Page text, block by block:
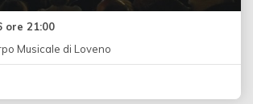
ore 21:00
Musicale di Loveno